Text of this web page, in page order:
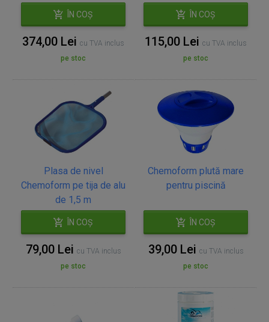
ÎN COȘ
374,00 Lei cu TVA inclus
pe stoc
ÎN COȘ
115,00 Lei cu TVA inclus
pe stoc
Plasa de nivel
Chemoform pe tija de alu
de 1,5 m
ÎN COȘ
79,00 Lei cu TVA inclus
pe stoc
Chemoform plută mare
pentru piscină
ÎN COȘ
39,00 Lei cu TVA inclus
pe stoc